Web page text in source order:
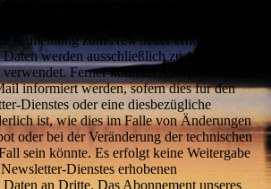
Anmeldung zum Newsletter erhobenen
werden ausschließlich zum Versand
Ferner könnten Abonnenten des
informiert werden, sofern dies für den
Dienstes oder eine diesbezügliche
ist, wie dies im Falle von Änderungen
oder bei der Veränderung der technischen
sein könnte. Es erfolgt keine Weitergabe
Dienstes erhobenen
Daten an Dritte. Das Abonnement unseres